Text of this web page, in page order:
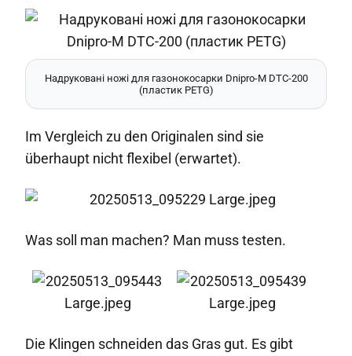
Надруковані ножі для газонокосарки Dnipro-M DTC-200
(пластик PETG)
Im Vergleich zu den Originalen sind sie
überhaupt nicht flexibel (erwartet).
Was soll man machen? Man muss testen.
Die Klingen schneiden das Gras gut. Es gibt